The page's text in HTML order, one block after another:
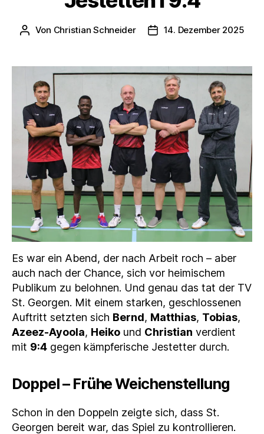
Beitragsautor
Von Christian Schneider Veröffentlichungsdatum
14. Dezember 2025
Es war ein Abend, der nach Arbeit roch – aber
auch nach der Chance, sich vor heimischem
Publikum zu belohnen. Und genau das tat der TV
St. Georgen. Mit einem starken, geschlossenen
Auftritt setzten sich Bernd, Matthias, Tobias,
Azeez‑Ayoola, Heiko und Christian verdient
mit 9:4 gegen kämpferische Jestetter durch.
Doppel – Frühe Weichenstellung
Schon in den Doppeln zeigte sich, dass St.
Georgen bereit war, das Spiel zu kontrollieren.